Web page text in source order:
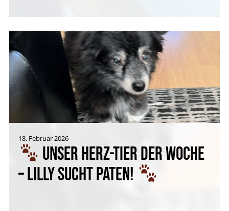
18. Februar 2026
UNSER HERZ-TIER DER WOCHE
– LILLY SUCHT PATEN!